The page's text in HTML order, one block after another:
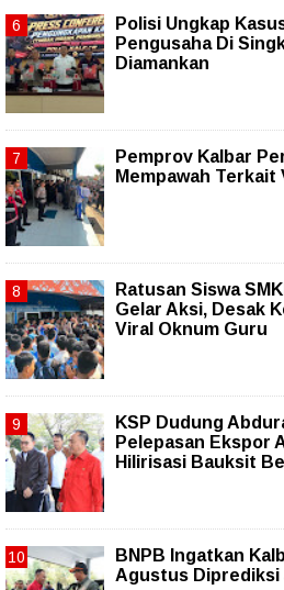
Polisi Ungkap
Pengusaha Di
Diamankan
Pemprov Kalbar
Mempawah Terkait
Ratusan Siswa
Gelar Aksi, Desak
Viral Oknum Guru
KSP Dudung
Pelepasan Ekspor
Hilirisasi Bauksit
BNPB Ingatkan
Agustus Diprediksi